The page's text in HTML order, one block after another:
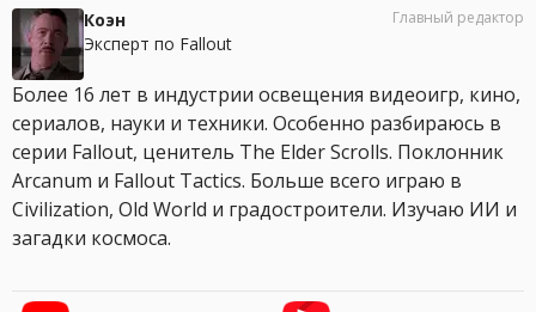
Коэн
Эксперт по Fallout
Главный редактор
Более 16 лет в индустрии освещения видеоигр, кино,
сериалов, науки и техники. Особенно разбираюсь в
серии Fallout, ценитель The Elder Scrolls. Поклонник
Arcanum и Fallout Tactics. Больше всего играю в
Civilization, Old World и градостроители. Изучаю ИИ и
загадки космоса.